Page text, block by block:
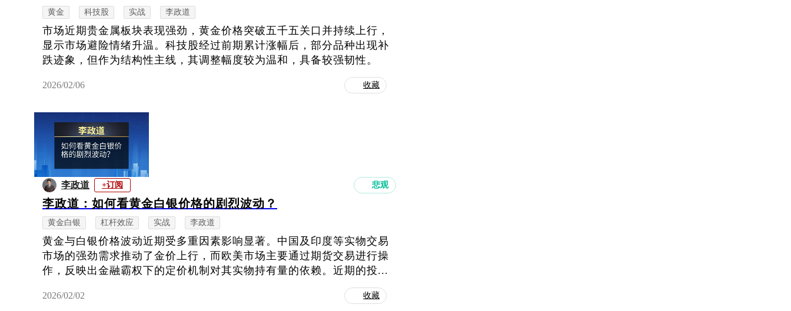
黄金 科技股 实战 李政道
市场近期贵金属板块表现强劲，黄金价格突破五千五关口并持续上行，
显示市场避险情绪升温。科技股经过前期累计涨幅后，部分品种出现补
跌迹象，但作为结构性主线，其调整幅度较为温和，具备较强韧性。
2026/02/06 收藏
李政道 +订阅 悲观
李政道：如何看黄金白银价格的剧烈波动？
黄金白银 杠杆效应 实战 李政道
黄金与白银价格波动近期受多重因素影响显著。中国及印度等实物交易
市场的强劲需求推动了金价上行，而欧美市场主要通过期货交易进行操
作，反映出金融霸权下的定价机制对其实物持有量的依赖。近期的投...
2026/02/02 收藏